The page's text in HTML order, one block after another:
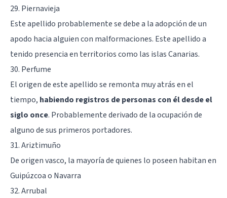
29. Piernavieja
Este apellido probablemente se debe a la adopción de un
apodo hacia alguien con malformaciones. Este apellido a
tenido presencia en territorios como las islas Canarias.
30. Perfume
El origen de este apellido se remonta muy atrás en el
tiempo, habiendo registros de personas con él desde el
siglo once. Probablemente derivado de la ocupación de
alguno de sus primeros portadores.
31. Ariztimuño
De origen vasco, la mayoría de quienes lo poseen habitan en
Guipúzcoa o Navarra
32. Arrubal